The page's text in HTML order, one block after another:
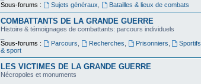
Sous-forums :
Sujets généraux Batailles & lieux de combats
COMBATTANTS DE LA GRANDE GUERRE
Histoire & témoignages de combattants: parcours individuels
Sous-forums :
Parcours Recherches Prisonniers
Sportifs
& sport
LES VICTIMES DE LA GRANDE GUERRE
Nécropoles et monuments